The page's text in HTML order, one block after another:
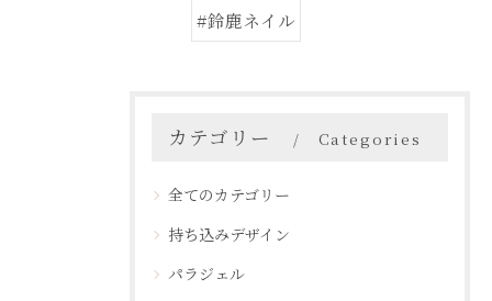
#鈴鹿ネイル
カテゴリー Categories
全てのカテゴリー
持ち込みデザイン
パラジェル